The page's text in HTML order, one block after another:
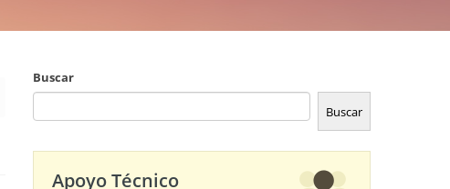
Buscar
Buscar
Apoyo Técnico